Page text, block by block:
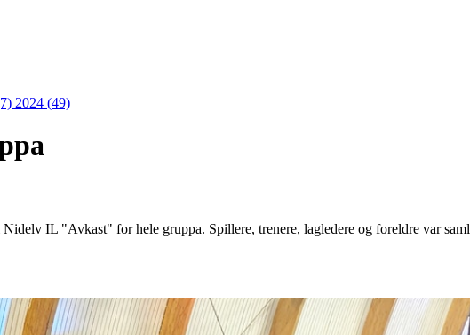
2024 (49)
IL "Avkast" for hele gruppa. Spillere, trenere, lagledere og foreldre var